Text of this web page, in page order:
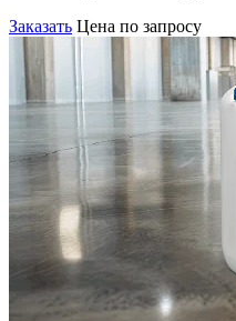
Заказать Цена по запросу